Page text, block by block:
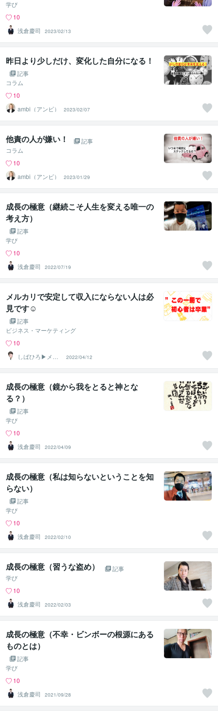
学び
10
浅倉慶司
2023/02/13
昨日より少しだけ、変化した自分になる！
記事
コラム
10
ambi（アンビ）
2023/02/07
他責の人が嫌い！
記事
コラム
10
ambi（アンビ）
2023/01/29
成長の極意（継続こそ人生を変える唯一の
考え方）
記事
学び
10
浅倉慶司
2022/07/19
メルカリで安定して収入にならない人は必
見です☺️
記事
ビジネス・マーケティング
10
しばひろ▶︎メル
カリせどりのプ
ロ
2022/04/12
成長の極意（鏡から我をとると神とな
る？）
記事
学び
10
浅倉慶司
2022/04/09
成長の極意（私は知らないということを知
らない）
記事
学び
10
浅倉慶司
2022/02/10
成長の極意（習うな盗め）
記事
学び
10
浅倉慶司
2022/02/03
成長の極意（不幸・ビンボーの根源にある
ものとは）
記事
学び
10
浅倉慶司
2021/09/28